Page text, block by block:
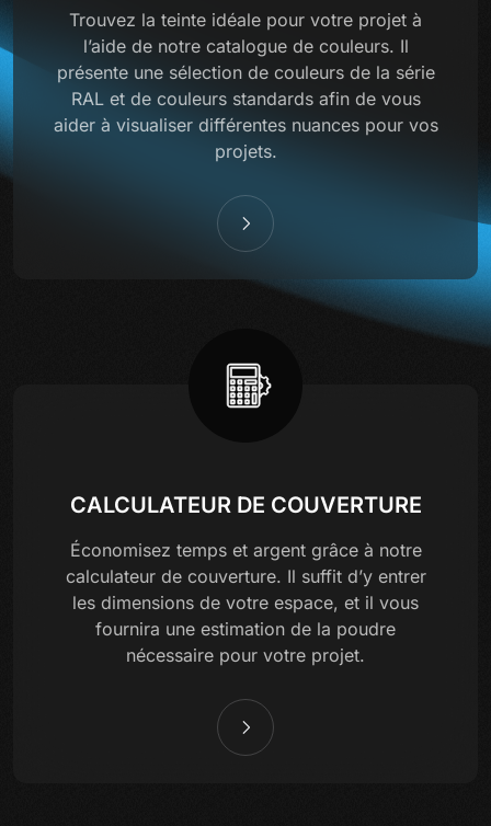
Trouvez la teinte idéale pour votre projet à
l’aide de notre catalogue de couleurs. Il
présente une sélection de couleurs de la série
RAL et de couleurs standards afin de vous
aider à visualiser différentes nuances pour vos
projets.
CALCULATEUR DE COUVERTURE
Économisez temps et argent grâce à notre
calculateur de couverture. Il suffit d’y entrer
les dimensions de votre espace, et il vous
fournira une estimation de la poudre
nécessaire pour votre projet.